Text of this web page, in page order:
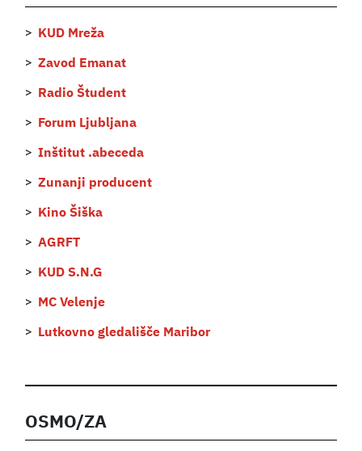
KUD Mreža
Zavod Emanat
Radio Študent
Forum Ljubljana
Inštitut .abeceda
Zunanji producent
Kino Šiška
AGRFT
KUD S.N.G
MC Velenje
Lutkovno gledališče Maribor
OSMO/ZA